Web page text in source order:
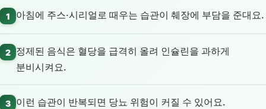
1 아침에 주스·시리얼로 때우는 습관이 췌장에 부담을 준대요.
2
정제된 음식은 혈당을 급격히 올려 인슐린을 과하게
분비시켜요.
3 이런 습관이 반복되면 당뇨 위험이 커질 수 있어요.